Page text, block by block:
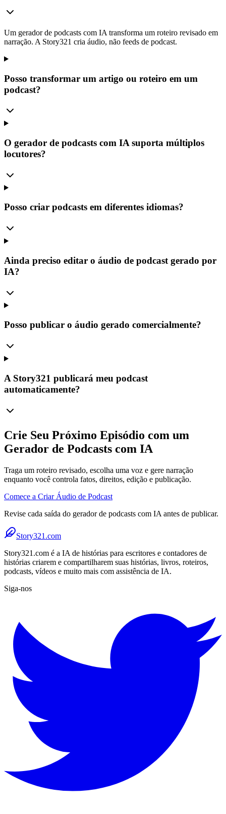
Um gerador de podcasts com IA transforma um roteiro revisado em
narração. A Story321 cria áudio, não feeds de podcast.
Posso transformar um artigo ou roteiro em um
podcast?
O gerador de podcasts com IA suporta múltiplos
locutores?
Posso criar podcasts em diferentes idiomas?
Ainda preciso editar o áudio de podcast gerado por
IA?
Posso publicar o áudio gerado comercialmente?
A Story321 publicará meu podcast
automaticamente?
Crie Seu Próximo Episódio com um
Gerador de Podcasts com IA
Traga um roteiro revisado, escolha uma voz e gere narração
enquanto você controla fatos, direitos, edição e publicação.
Comece a Criar Áudio de Podcast
Revise cada saída do gerador de podcasts com IA antes de publicar.
Story321.com
Story321.com é a IA de histórias para escritores e contadores de
histórias criarem e compartilharem suas histórias, livros, roteiros,
podcasts, vídeos e muito mais com assistência de IA.
Siga-nos